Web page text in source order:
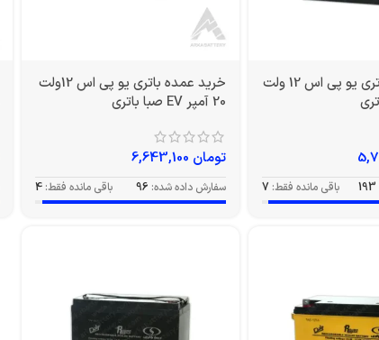
خرید عمده باتری یو پی اس 12 ولت
193 باقی مانده فقط: 7
خرید عمده باتری یو پی اس 12ولت
20 آمپر EV صبا باتری
تومان
سفارش داده شده: 96 باقی مانده فقط: 4